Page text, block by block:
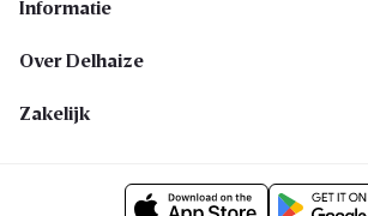
Informatie
Over Delhaize
Zakelijk